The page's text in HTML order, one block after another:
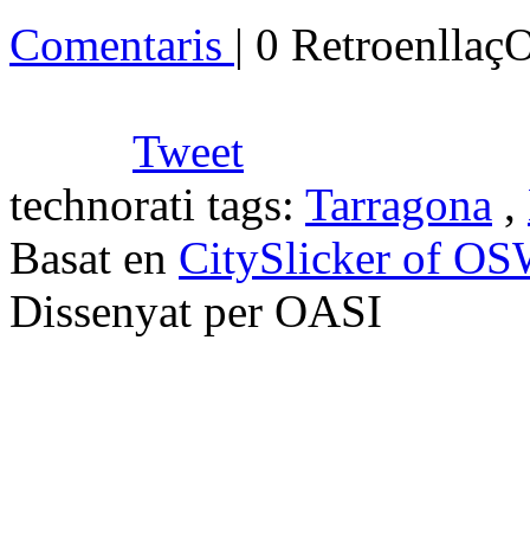
Comentaris | 0
Tweet
technorati tags: Tarragona ,
Basat en CitySlicker of
Dissenyat per OASI